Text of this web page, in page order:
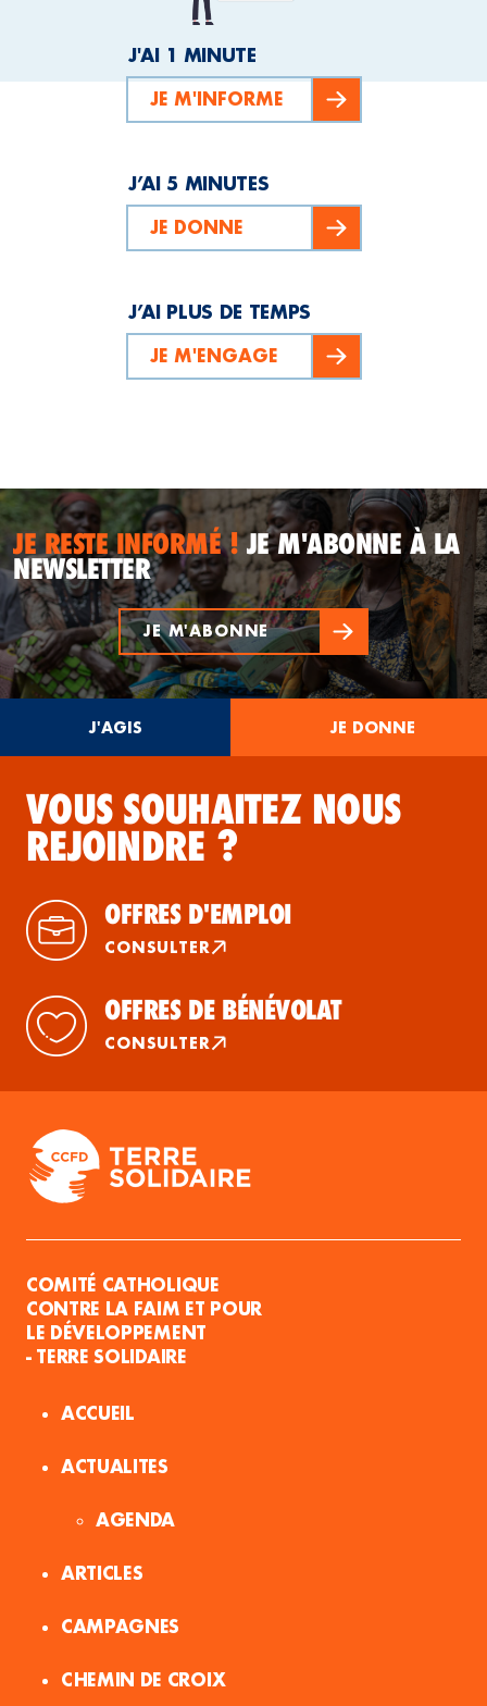
J'AI 1 MINUTE
JE M'INFORME
J’AI 5 MINUTES
JE DONNE
J’AI PLUS DE TEMPS
JE M'ENGAGE
JE RESTE INFORMÉ !JE M'ABONNE À LA
NEWSLETTER
JE M'ABONNE
J'AGIS JE DONNE
VOUS SOUHAITEZ NOUS
REJOINDRE ?
OFFRES D'EMPLOI
CONSULTER
OFFRES DE BÉNÉVOLAT
CONSULTER
COMITÉ CATHOLIQUE
CONTRE LA FAIM ET POUR
LE DÉVELOPPEMENT
- TERRE SOLIDAIRE
ACCUEIL
ACTUALITES
AGENDA
ARTICLES
CAMPAGNES
CHEMIN DE CROIX